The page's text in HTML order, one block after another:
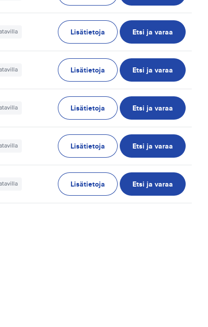
Lisätietoja Etsi ja varaa
Lisätietoja Etsi ja varaa
Lisätietoja Etsi ja varaa
Lisätietoja Etsi ja varaa
Lisätietoja Etsi ja varaa